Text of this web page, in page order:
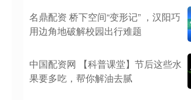
名鼎配资 桥下空间“变形记” ，汉阳巧
用边角地破解校园出行难题
中国配资网 【科普课堂】节后这些水
果要多吃，帮你解油去腻